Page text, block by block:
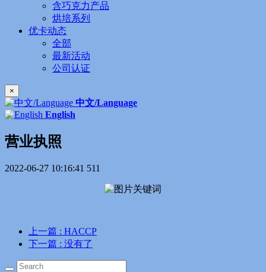
含巧克力产品
烘培系列
优卡动态
全部
最新活动
公司认证
×
中文/Language
English
营业执照
2022-06-27 10:16:41 511
上一篇 : HACCP
下一篇 : 没有了